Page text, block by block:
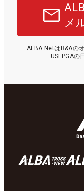
メ
ALBA NetはR&Aの
USLPGAの